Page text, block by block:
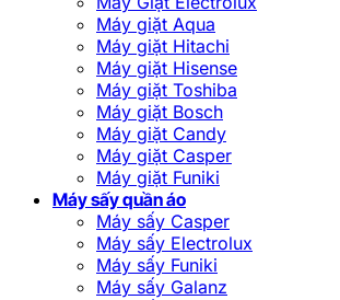
Máy giặt Aqua
Máy giặt Hitachi
Máy giặt Hisense
Máy giặt Toshiba
Máy giặt Bosch
Máy giặt Candy
Máy giặt Casper
Máy giặt Funiki
Máy sấy quần áo
Máy sấy Casper
Máy sấy Electrolux
Máy sấy Funiki
Máy sấy Galanz